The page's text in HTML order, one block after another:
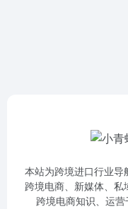
本站为跨境进口行业
跨境电商、新媒体、
跨境电商知识、运